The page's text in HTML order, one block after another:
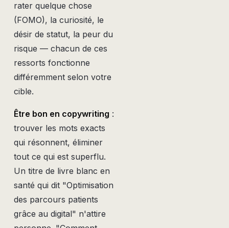
rater quelque chose
(FOMO), la curiosité, le
désir de statut, la peur du
risque — chacun de ces
ressorts fonctionne
différemment selon votre
cible.
Être bon en copywriting :
trouver les mots exacts
qui résonnent, éliminer
tout ce qui est superflu.
Un titre de livre blanc en
santé qui dit "Optimisation
des parcours patients
grâce au digital" n'attire